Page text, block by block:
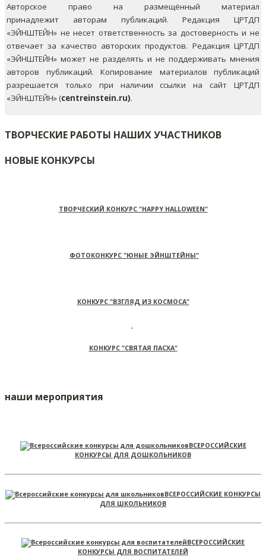
Авторское право на размещённый материал
принадлежит авторам публикаций. Редакция ЦРТДП
«ЭЙНШТЕЙН» не несет ответственность за достоверность и не
отвечает за качество авторских продуктов. Редакция ЦРТДП
«ЭЙНШТЕЙН» может не разделять и не поддерживать мнения
авторов публикаций. Копирование материалов публикаций
разрешается только при наличии ссылки на сайт ЦРТДП
«ЭЙНШТЕЙН» (centreinstein.ru).
ТВОРЧЕСКИЕ РАБОТЫ НАШИХ УЧАСТНИКОВ
НОВЫЕ КОНКУРСЫ
ТВОРЧЕСКИЙ КОНКУРС "HAPPY HALLOWEEN"
ФОТОКОНКУРС "ЮНЫЕ ЭЙНШТЕЙНЫ"
КОНКУРС "ВЗГЛЯД ИЗ КОСМОСА"
КОНКУРС "СВЯТАЯ ПАСХА"
наши мероприятия
ВСЕРОССИЙСКИЕ
КОНКУРСЫ ДЛЯ ДОШКОЛЬНИКОВ
ВСЕРОССИЙСКИЕ КОНКУРСЫ
ДЛЯ ШКОЛЬНИКОВ
ВСЕРОССИЙСКИЕ
КОНКУРСЫ ДЛЯ ВОСПИТАТЕЛЕЙ